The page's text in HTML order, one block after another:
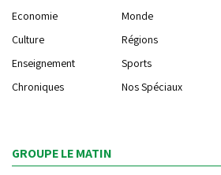
Economie
Monde
Culture
Régions
Enseignement
Sports
Chroniques
Nos Spéciaux
GROUPE LE MATIN